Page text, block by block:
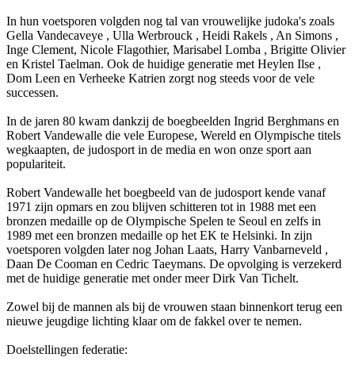
In hun voetsporen volgden nog tal van vrouwelijke judoka's zoals
Gella Vandecaveye , Ulla Werbrouck , Heidi Rakels , An Simons ,
Inge Clement, Nicole Flagothier, Marisabel Lomba , Brigitte Olivier
en Kristel Taelman. Ook de huidige generatie met Heylen Ilse ,
Dom Leen en Verheeke Katrien zorgt nog steeds voor de vele
successen.
In de jaren 80 kwam dankzij de boegbeelden Ingrid Berghmans en
Robert Vandewalle die vele Europese, Wereld en Olympische titels
wegkaapten, de judosport in de media en won onze sport aan
populariteit.
Robert Vandewalle het boegbeeld van de judosport kende vanaf
1971 zijn opmars en zou blijven schitteren tot in 1988 met een
bronzen medaille op de Olympische Spelen te Seoul en zelfs in
1989 met een bronzen medaille op het EK te Helsinki. In zijn
voetsporen volgden later nog Johan Laats, Harry Vanbarneveld ,
Daan De Cooman en Cedric Taeymans. De opvolging is verzekerd
met de huidige generatie met onder meer Dirk Van Tichelt.
Zowel bij de mannen als bij de vrouwen staan binnenkort terug een
nieuwe jeugdige lichting klaar om de fakkel over te nemen.
Doelstellingen federatie: